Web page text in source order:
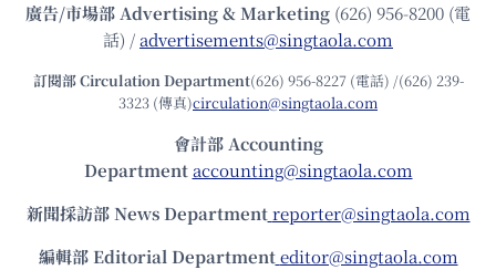
廣告/市場部Advertising & Marketing (626) 956-8200 (電
話) /advertisements@singtaola.com
訂閱部 Circulation Department(626) 956-8227 (電話) /(626) 239-
3323 (傳真)circulation@singtaola.com
會計部 Accounting
Department accounting@singtaola.com
新聞採訪部 News Department reporter@singtaola.com
編輯部 Editorial Department editor@singtaola.com